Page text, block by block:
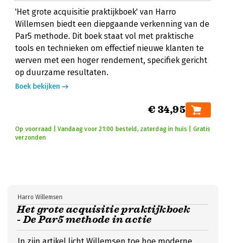
'Het grote acquisitie praktijkboek' van Harro
Willemsen biedt een diepgaande verkenning van de
Par5 methode. Dit boek staat vol met praktische
tools en technieken om effectief nieuwe klanten te
werven met een hoger rendement, specifiek gericht
op duurzame resultaten.
Boek bekijken
€ 34,95
Op voorraad | Vandaag voor 21:00 besteld, zaterdag in huis | Gratis
verzonden
Het grote acquisitie praktijkboek
- De Par5 methode in actie
Harro Willemsen